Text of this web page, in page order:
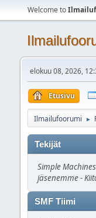
Welcome to
elokuu 08, 2026,
Etusivu
Ilmailufoorumi ►
Tekijät
Simple
jäsenemme -
SMF Tiimi